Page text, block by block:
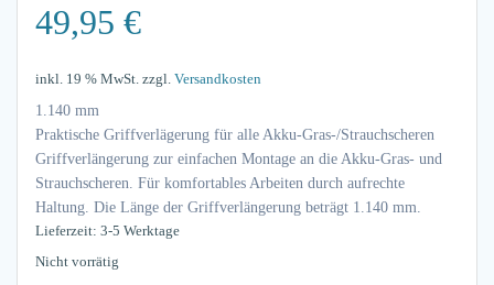
49,95 €
inkl. 19 % MwSt. zzgl. Versandkosten
1.140 mm
Praktische Griffverlägerung für alle Akku-Gras-/Strauchscheren
Griffverlängerung zur einfachen Montage an die Akku-Gras- und
Strauchscheren. Für komfortables Arbeiten durch aufrechte
Haltung. Die Länge der Griffverlängerung beträgt 1.140 mm.
Lieferzeit: 3-5 Werktage
Nicht vorrätig